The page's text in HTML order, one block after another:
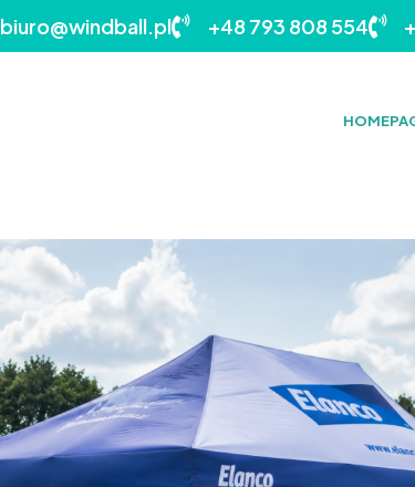
biuro@windball.pl +48 793 808 554